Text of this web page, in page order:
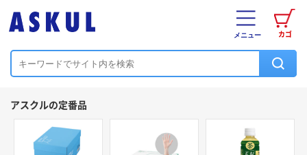
カゴ
メニュー
アスクルの定番品